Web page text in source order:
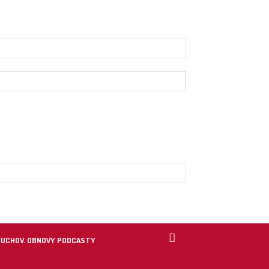
OBNOVY PODCASTY